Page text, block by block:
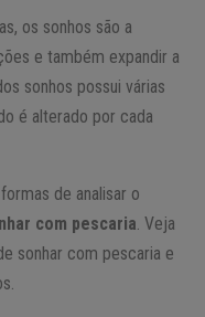
os sonhos são a
e também expandir a
sonhos possui várias
é alterado por cada
de analisar o
com pescaria . Veja
sonhar com pescaria e